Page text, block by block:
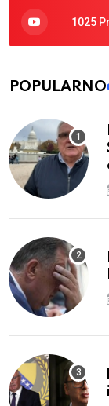
1025
POPULARNO